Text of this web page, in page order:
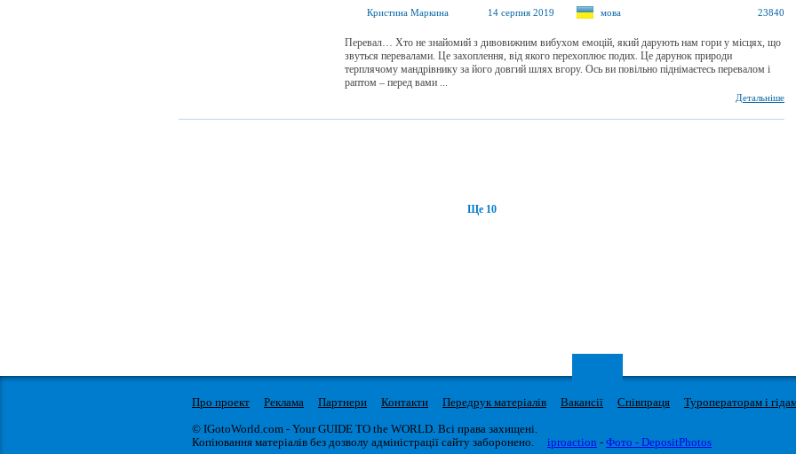
Кристина Маркина 14 серпня 2019 мова 23840
Перевал… Хто не знайомий з дивовижним вибухом емоцій, який дарують нам гори у місцях, що
звуться перевалами. Це захоплення, від якого перехоплює подих. Це дарунок природи
терплячому мандрівнику за його довгий шлях вгору. Ось ви повільно піднімаєтесь перевалом і
раптом – перед вами ...
Детальніше
Ще 10
Про проект Реклама Партнери Контакти Передрук матеріалів Вакансії Співпраця Туроператорам і
© IGotoWorld.com - Your GUIDE TO the WORLD. Всі права захищені.
Копіювання матеріалів без дозволу адміністрації сайту заборонено.
iproaction - Фото - DepositPhotos